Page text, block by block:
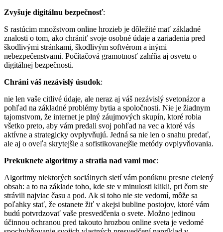
Zvyšuje digitálnu bezpečnosť:
S rastúcim množstvom online hrozieb je dôležité mať základné
znalosti o tom, ako chrániť svoje osobné údaje a zariadenia pred
škodlivými stránkami, škodlivým softvérom a inými
nebezpečenstvami. Počítačová gramotnosť zahŕňa aj osvetu o
digitálnej bezpečnosti.
Chráni váš nezávislý úsudok:
nie len vaše citlivé údaje, ale neraz aj váš nezávislý svetonázor a
pohľad na základné problémy bytia a spoločnosti. Nie je žiadnym
tajomstvom, že internet je plný záujmových skupín, ktoré robia
všetko preto, aby vám predali svoj pohľad na vec a ktoré vás
aktívne a strategicky ovplyvňujú. Jedná sa nie len o snahu predať,
ale aj o oveľa skrytejšie a sofistikovanejšie metódy ovplyvňovania.
Prekuknete algoritmy a stratia nad vami moc:
Algoritmy niektorých sociálnych sietí vám ponúknu presne cielený
obsah: a to na základe toho, kde ste v minulosti klikli, pri čom ste
strávili najviac času a pod. Ak si toho nie ste vedomí, môže sa
poľahky stať, že ostanete žiť v akejsi bubline postojov, ktoré vám
budú potvrdzovať vaše presvedčenia o svete. Možno jedinou
účinnou ochranou pred takouto hrozbou online sveta je vedomé